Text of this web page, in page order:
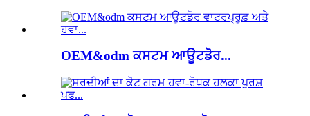
OEM&odm ਕਸਟਮ ਆਊਟਡੋਰ...